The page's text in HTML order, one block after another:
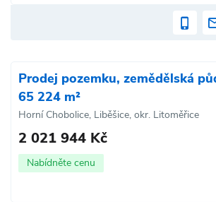
Prodej pozemku, zemědělská
65 224 m²
Horní Chobolice, Liběšice, okr. Litoměřice
2 021 944 Kč
Nabídněte cenu